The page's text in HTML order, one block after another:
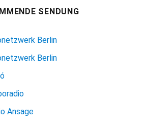
SENDUNG
Berlin
Berlin
Ansage